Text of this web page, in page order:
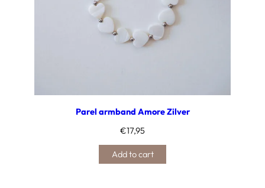
Parel armband Amore Zilver
€17,95
Add to cart